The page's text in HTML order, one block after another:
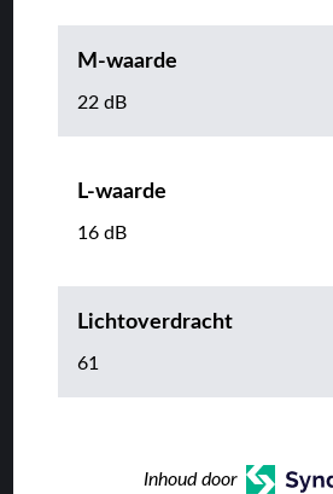
M-waarde
22 dB
L-waarde
16 dB
Lichtoverdracht
61
Inhoud door